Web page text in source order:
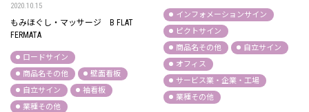
2020.10.15
もみほぐし・マッサージ B FLAT
FERMATA
ロードサイン
商品名その他
壁面看板
自立サイン
袖看板
業種その他
インフォメーションサイン
ピクトサイン
商品名その他
自立サイン
オフィス
サービス業・企業・工場
業種その他